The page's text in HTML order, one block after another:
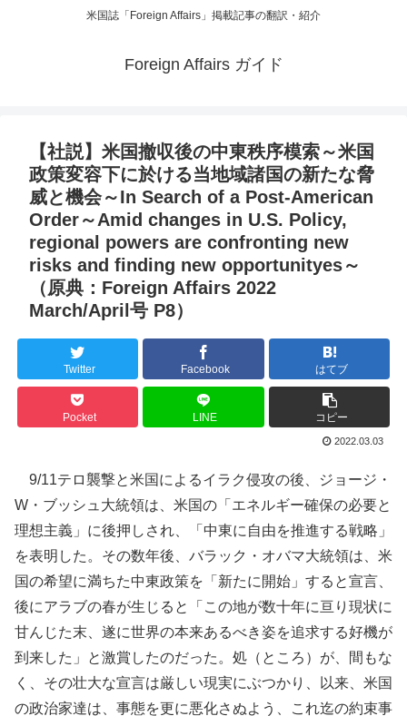
米国誌「Foreign Affairs」掲載記事の翻訳・紹介
Foreign Affairs ガイド
【社説】米国撤収後の中東秩序模索～米国
政策変容下に於ける当地域諸国の新たな脅
威と機会～In Search of a Post-American
Order～Amid changes in U.S. Policy,
regional powers are confronting new
risks and finding new opportunityes～
（原典：Foreign Affairs 2022
March/April号 P8）
Twitter Facebook はてブ
Pocket LINE コピー
2022.03.03
9/11テロ襲撃と米国によるイラク侵攻の後、ジョージ・
W・ブッシュ大統領は、米国の「エネルギー確保の必要と
理想主義」に後押しされ、「中東に自由を推進する戦略」
を表明した。その数年後、バラック・オバマ大統領は、米
国の希望に満ちた中東政策を「新たに開始」すると宣言、
後にアラブの春が生じると「この地が数十年に亘り現状に
甘んじた末、遂に世界の本来あるべき姿を追求する好機が
到来した」と激賞したのだった。処（ところ）が、間もな
く、その壮大な宣言は厳しい現実にぶつかり、以来、米国
の政治家達は、事態を更に悪化さぬよう、これ迄の約束事